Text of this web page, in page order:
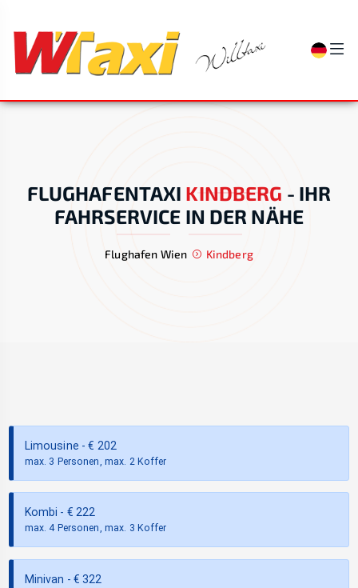
FLUGHAFENTAXI KINDBERG - IHR
FAHRSERVICE IN DER NÄHE
Flughafen Wien Kindberg
Limousine - € 202
max. 3 Personen, max. 2 Koffer
Kombi - € 222
max. 4 Personen, max. 3 Koffer
Minivan - €322